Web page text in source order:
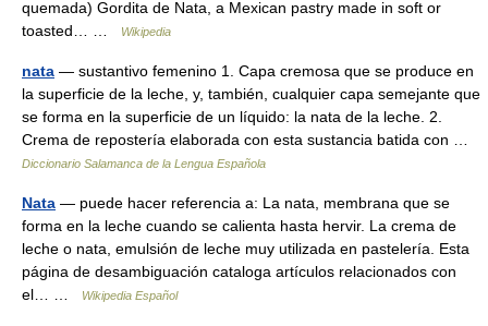
quemada) Gordita de Nata, a Mexican pastry made in soft or
toasted… …
Wikipedia
nata — sustantivo femenino 1. Capa cremosa que se produce en
la superficie de la leche, y, también, cualquier capa semejante que
se forma en la superficie de un líquido: la nata de la leche. 2.
Crema de repostería elaborada con esta sustancia batida con …
Diccionario Salamanca de la Lengua Española
Nata — puede hacer referencia a: La nata, membrana que se
forma en la leche cuando se calienta hasta hervir. La crema de
leche o nata, emulsión de leche muy utilizada en pastelería. Esta
página de desambiguación cataloga artículos relacionados con
el… …
Wikipedia Español